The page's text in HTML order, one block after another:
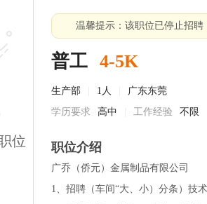
位
温馨提示：该职位已停止招
普工 4-5K
生产部 1人
广东东莞
学历要求
高中 工作经验 不限
职位介绍
广乔（侨元）金属制品有限公司
1、招聘（车间“大、小）分条）技